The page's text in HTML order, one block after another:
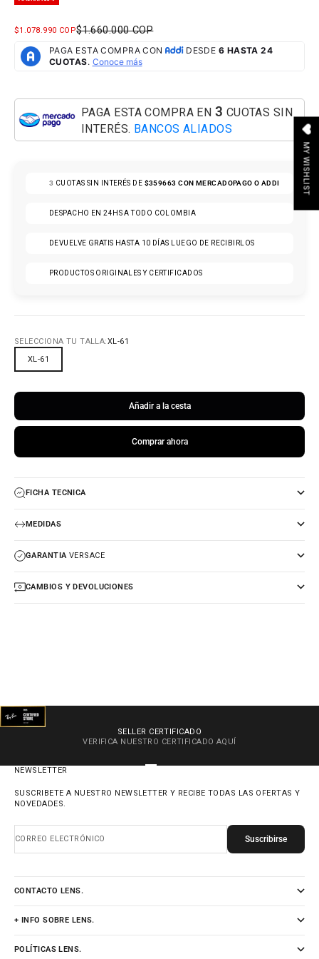
PRECIO DE OFERTA
$1.078.990 COPPRECIO NORMAL
$1.660.000 COP
PAGA ESTA COMPRA EN 3 CUOTAS SIN
INTERÉS. BANCOS ALIADOS
3 CUOTAS SIN INTERÉS DE $359663CON MERCADOPAGO O ADDI
DESPACHO EN 24HS A TODO COLOMBIA
DEVUELVE GRATIS HASTA 10 DÍAS LUEGO DE RECIBIRLOS
PRODUCTOS ORIGINALES Y CERTIFICADOS
SELECCIONA TU TALLA:XL-61
XL-61
Añadir a la cesta
Comprar ahora
FICHA TECNICA
MEDIDAS
GARANTIAVERSACE
CAMBIOS Y DEVOLUCIONES
SELLER CERTIFICADO
VERIFICA NUESTRO CERTIFICADO AQUÍ
NEWSLETTER
SUSCRIBETE A NUESTRO NEWSLETTER Y RECIBE TODAS LAS OFERTAS Y
NOVEDADES.
CORREO ELECTRÓNICO Suscribirse
CONTACTO LENS.
+ INFO SOBRE LENS.
POLÍTICAS LENS.
MY WISHLIST